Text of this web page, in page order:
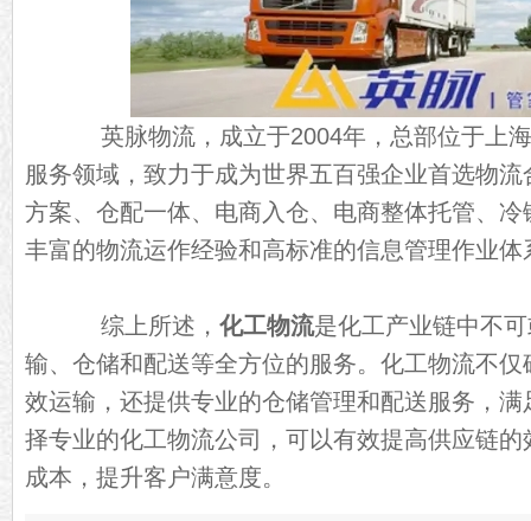
英脉物流，成立于2004年，总部位于上海
服务领域，致力于成为世界五百强企业首选物
方案、仓配一体、电商入仓、电商整体托管、
丰富的物流运作经验和高标准的信息管理作业体
综上所述， 化工物流是化工产业链中不
输、仓储和配送等全方位的服务。化工物流不
效运输，还提供专业的仓储管理和配送服务，
择专业的化工物流公司，可以有效提高供应链
成本，提升客户满意度。